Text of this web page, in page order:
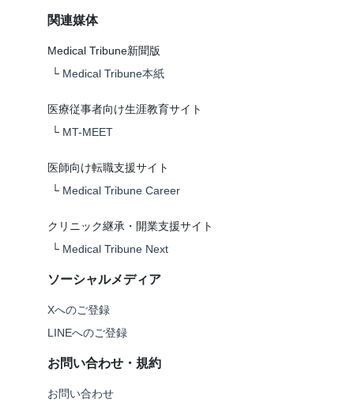
関連媒体
Medical Tribune新聞版
└ Medical Tribune本紙
医療従事者向け生涯教育サイト
└ MT-MEET
医師向け転職支援サイト
└ Medical Tribune Career
クリニック継承・開業支援サイト
└ Medical Tribune Next
ソーシャルメディア
Xへのご登録
LINEへのご登録
お問い合わせ・規約
お問い合わせ